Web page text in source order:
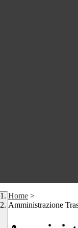
Home >
Amministrazione